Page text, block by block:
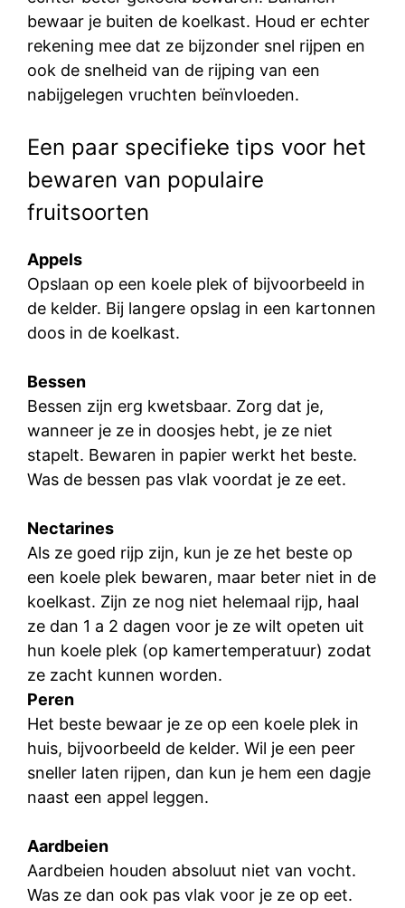
bewaar je buiten de koelkast. Houd er echter
rekening mee dat ze bijzonder snel rijpen en
ook de snelheid van de rijping van een
nabijgelegen vruchten beïnvloeden.
Een paar specifieke tips voor het
bewaren van populaire
fruitsoorten
Appels
Opslaan op een koele plek of bijvoorbeeld in
de kelder. Bij langere opslag in een kartonnen
doos in de koelkast.
Bessen
Bessen zijn erg kwetsbaar. Zorg dat je,
wanneer je ze in doosjes hebt, je ze niet
stapelt. Bewaren in papier werkt het beste.
Was de bessen pas vlak voordat je ze eet.
Nectarines
Als ze goed rijp zijn, kun je ze het beste op
een koele plek bewaren, maar beter niet in de
koelkast. Zijn ze nog niet helemaal rijp, haal
ze dan 1 a 2 dagen voor je ze wilt opeten uit
hun koele plek (op kamertemperatuur) zodat
ze zacht kunnen worden.
Peren
Het beste bewaar je ze op een koele plek in
huis, bijvoorbeeld de kelder. Wil je een peer
sneller laten rijpen, dan kun je hem een dagje
naast een appel leggen.
Aardbeien
Aardbeien houden absoluut niet van vocht.
Was ze dan ook pas vlak voor je ze op eet.